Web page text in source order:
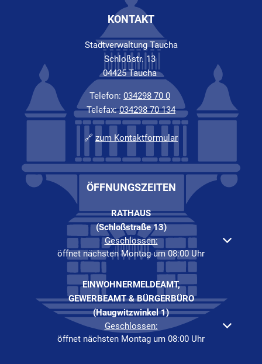
KONTAKT
Stadtverwaltung Taucha
Schloßstr. 13
04425 Taucha
Telefon: 034298 70 0
Telefax:034298 70 134
🔗 zum Kontaktformular
ÖFFNUNGSZEITEN
RATHAUS
(Schloßstraße 13)
Klicken, um weitere Öffnungs- oder Schließzeiten
Geschlossen:
öffnet nächsten Montag um 08:00 Uhr
EINWOHNERMELDEAMT,
GEWERBEAMT & BÜRGERBÜRO
(Haugwitzwinkel 1)
Klicken, um weitere Öffnungs- oder Schließzeiten
Geschlossen:
öffnet nächsten Montag um 08:00 Uhr